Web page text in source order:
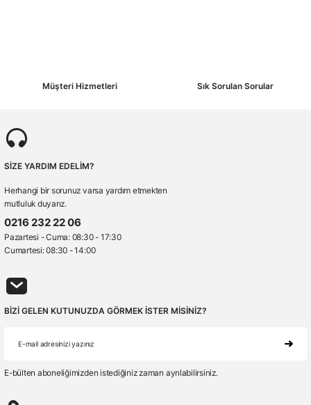
Müşteri Hizmetleri Sık Sorulan Sorular
SİZE YARDIM EDELİM?
Herhangi bir sorunuz varsa yardım etmekten
mutluluk duyarız.
0216 232 22 06
Pazartesi - Cuma: 08:30 - 17:30
Cumartesi: 08:30 - 14:00
BİZİ GELEN KUTUNUZDA GÖRMEK İSTER MİSİNİZ?
E-bülten aboneliğimizden istediğiniz zaman ayrılabilirsiniz.